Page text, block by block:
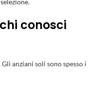
.
conosci
anziani soli sono spesso i